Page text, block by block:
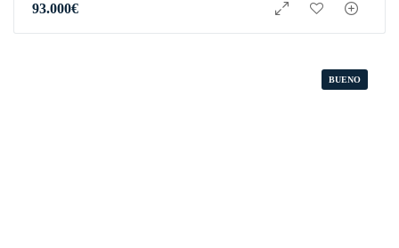
93.000€
BUENO